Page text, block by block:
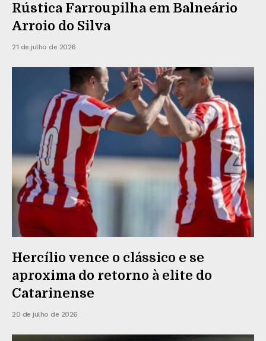
Rústica Farroupilha em Balneário
Arroio do Silva
21 de julho de 2026
Hercílio vence o clássico e se
aproxima do retorno à elite do
Catarinense
20 de julho de 2026